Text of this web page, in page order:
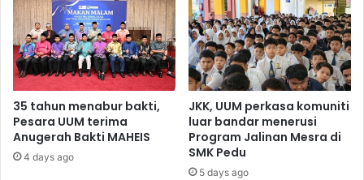
35 tahun menabur bakti,
Pesara UUM terima
Anugerah Bakti MAHEIS
4 days ago
JKK, UUM perkasa komuniti
luar bandar menerusi
Program Jalinan Mesra di
SMK Pedu
5 days ago